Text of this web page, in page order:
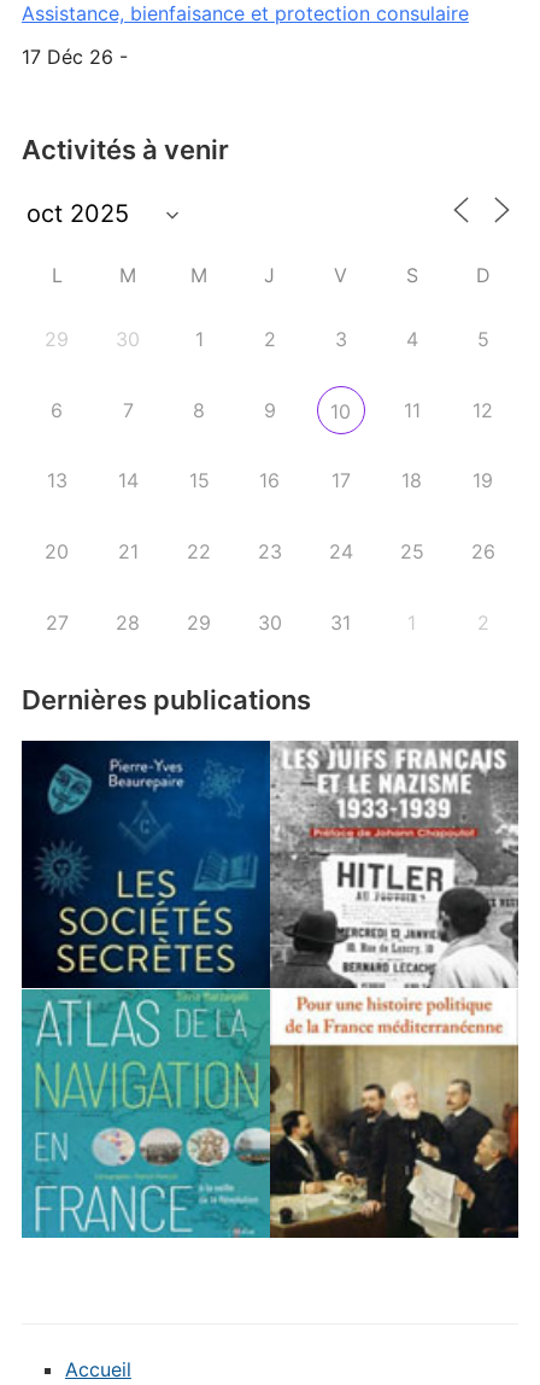
Assistance, bienfaisance et protection consulaire
17 Déc 26 -
Activités à venir
L M M J V S D
29 30 1 2 3 4 5
6 7 8 9 10 11 12
13 14 15 16 17 18 19
20 21 22 23 24 25 26
27 28 29 30 31 1 2
Dernières publications
Accueil